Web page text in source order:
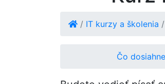
/ IT kurzy a školenia /
Čo